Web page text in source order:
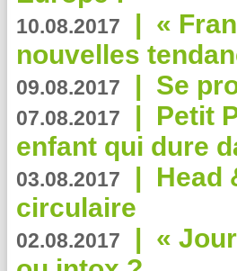
10.08.2017 | «
nouvelles
09.08.2017 | Se
07.08.2017 | Petit
enfant qui dure
03.08.2017 | Head
circulaire
02.08.2017 | «